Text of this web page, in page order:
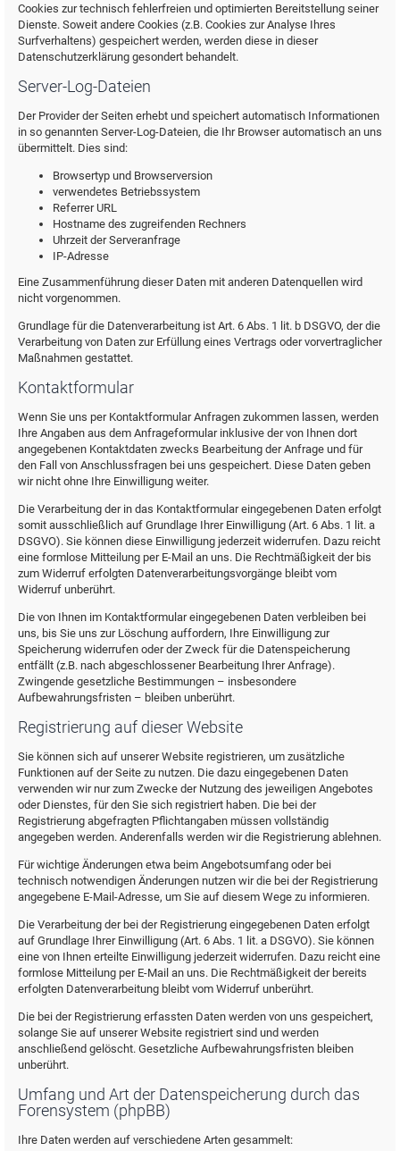
Cookies zur technisch fehlerfreien und optimierten Bereitstellung seiner
Dienste. Soweit andere Cookies (z.B. Cookies zur Analyse Ihres
Surfverhaltens) gespeichert werden, werden diese in dieser
Datenschutzerklärung gesondert behandelt.
Server-Log-Dateien
Der Provider der Seiten erhebt und speichert automatisch Informationen
in so genannten Server-Log-Dateien, die Ihr Browser automatisch an uns
übermittelt. Dies sind:
Browsertyp und Browserversion
verwendetes Betriebssystem
Referrer URL
Hostname des zugreifenden Rechners
Uhrzeit der Serveranfrage
IP-Adresse
Eine Zusammenführung dieser Daten mit anderen Datenquellen wird
nicht vorgenommen.
Grundlage für die Datenverarbeitung ist Art. 6 Abs. 1 lit. b DSGVO, der die
Verarbeitung von Daten zur Erfüllung eines Vertrags oder vorvertraglicher
Maßnahmen gestattet.
Kontaktformular
Wenn Sie uns per Kontaktformular Anfragen zukommen lassen, werden
Ihre Angaben aus dem Anfrageformular inklusive der von Ihnen dort
angegebenen Kontaktdaten zwecks Bearbeitung der Anfrage und für
den Fall von Anschlussfragen bei uns gespeichert. Diese Daten geben
wir nicht ohne Ihre Einwilligung weiter.
Die Verarbeitung der in das Kontaktformular eingegebenen Daten erfolgt
somit ausschließlich auf Grundlage Ihrer Einwilligung (Art. 6 Abs. 1 lit. a
DSGVO). Sie können diese Einwilligung jederzeit widerrufen. Dazu reicht
eine formlose Mitteilung per E-Mail an uns. Die Rechtmäßigkeit der bis
zum Widerruf erfolgten Datenverarbeitungsvorgänge bleibt vom
Widerruf unberührt.
Die von Ihnen im Kontaktformular eingegebenen Daten verbleiben bei
uns, bis Sie uns zur Löschung auffordern, Ihre Einwilligung zur
Speicherung widerrufen oder der Zweck für die Datenspeicherung
entfällt (z.B. nach abgeschlossener Bearbeitung Ihrer Anfrage).
Zwingende gesetzliche Bestimmungen – insbesondere
Aufbewahrungsfristen – bleiben unberührt.
Registrierung auf dieser Website
Sie können sich auf unserer Website registrieren, um zusätzliche
Funktionen auf der Seite zu nutzen. Die dazu eingegebenen Daten
verwenden wir nur zum Zwecke der Nutzung des jeweiligen Angebotes
oder Dienstes, für den Sie sich registriert haben. Die bei der
Registrierung abgefragten Pflichtangaben müssen vollständig
angegeben werden. Anderenfalls werden wir die Registrierung ablehnen.
Für wichtige Änderungen etwa beim Angebotsumfang oder bei
technisch notwendigen Änderungen nutzen wir die bei der Registrierung
angegebene E-Mail-Adresse, um Sie auf diesem Wege zu informieren.
Die Verarbeitung der bei der Registrierung eingegebenen Daten erfolgt
auf Grundlage Ihrer Einwilligung (Art. 6 Abs. 1 lit. a DSGVO). Sie können
eine von Ihnen erteilte Einwilligung jederzeit widerrufen. Dazu reicht eine
formlose Mitteilung per E-Mail an uns. Die Rechtmäßigkeit der bereits
erfolgten Datenverarbeitung bleibt vom Widerruf unberührt.
Die bei der Registrierung erfassten Daten werden von uns gespeichert,
solange Sie auf unserer Website registriert sind und werden
anschließend gelöscht. Gesetzliche Aufbewahrungsfristen bleiben
unberührt.
Umfang und Art der Datenspeicherung durch das
Forensystem (phpBB)
Ihre Daten werden auf verschiedene Arten gesammelt: